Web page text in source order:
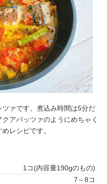
ァです。煮込み時間は5分だ
アパッツァのようにめちゃく
レシピです。
1コ(内容量190gのもの)
7～8コ